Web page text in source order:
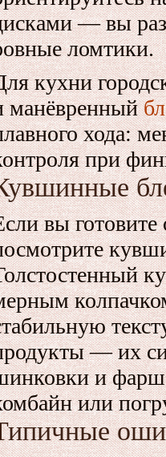
— вы
ломтики.
кухни
манёвренный
хода:
при
вы
— их
и
или